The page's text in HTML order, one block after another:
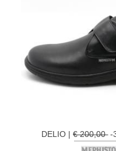
DELIO |€ 200,00-